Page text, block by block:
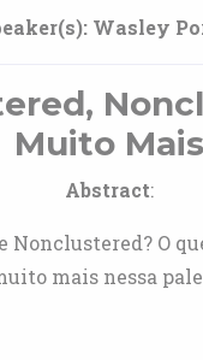
Wasley
Muito Mais
Abstract:
O
mais nessa